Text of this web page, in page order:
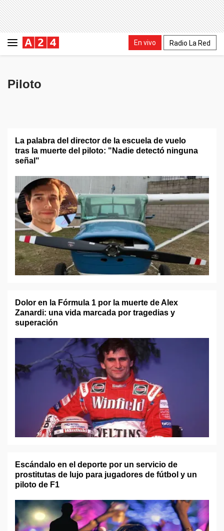
En vivo Radio La Red
Piloto
La palabra del director de la escuela de vuelo
tras la muerte del piloto: "Nadie detectó ninguna
señal"
Dolor en la Fórmula 1 por la muerte de Alex
Zanardi: una vida marcada por tragedias y
superación
Escándalo en el deporte por un servicio de
prostitutas de lujo para jugadores de fútbol y un
piloto de F1